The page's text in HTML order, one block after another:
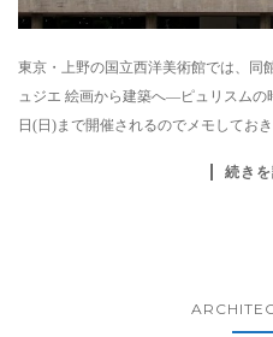
東京・上野の国立西洋美術館では、同
ュジエ 絵画から建築へ―ピュリスムの
日(日)まで開催されるのでメモしてお
続き